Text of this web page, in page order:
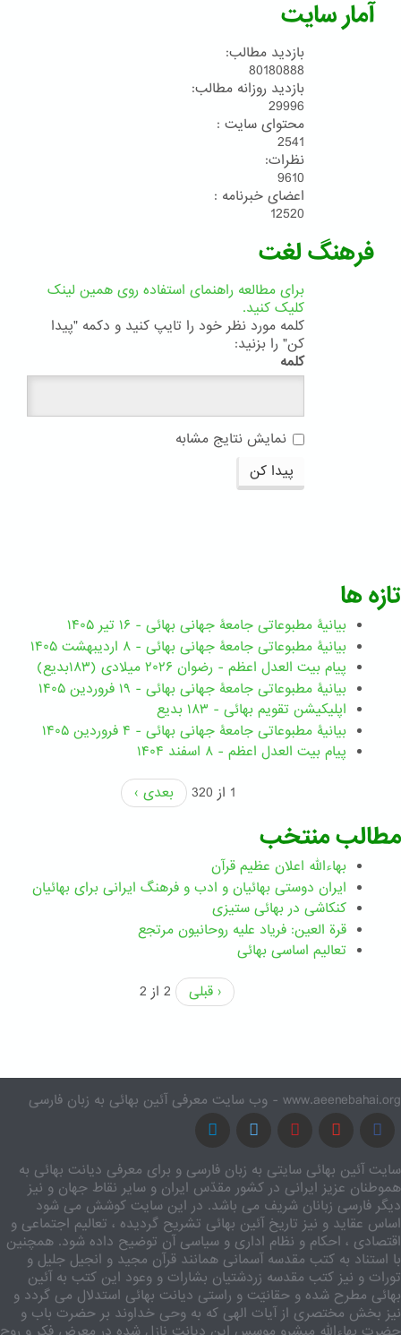
آمار سایت
بازدید مطالب:
80180888
بازدید روزانه مطالب:
29996
محتوای سایت :
2541
نظرات:
9610
اعضای خبرنامه :
12520
فرهنگ لغت
برای مطالعه راهنمای استفاده روی همین لینک
کلیک کنید.
کلمه مورد نظر خود را تایپ کنید و دکمه "پیدا
کن" را بزنید:
کلمه
نمایش نتایج مشابه
پیدا کن
تازه ها
بیانیۀ مطبوعاتی جامعۀ جهانی بهائی - ۱۶ تیر ۱۴۰۵
بیانیۀ مطبوعاتی جامعۀ جهانی بهائی - ۸ اردیبهشت ۱۴۰۵
پیام بیت العدل اعظم - رضوان ۲۰۲۶ میلادی (۱۸۳بدیع)
بیانیۀ مطبوعاتی جامعۀ جهانی بهائی - ۱۹ فروردین ۱۴۰۵
اپلیکیشن تقویم بهائی - ۱۸۳ بدیع
بیانیۀ مطبوعاتی جامعۀ جهانی بهائی - ۴ فروردین ۱۴۰۵
پیام بیت العدل اعظم - ۸ اسفند ۱۴۰۴
1 از 320
بعدی ›
مطالب منتخب
بهاءالله اعلان عظیم قرآن
ايران دوستی بهائيان و ادب و فرهنگ ايرانی برای بهائيان
کنکاشی در بهائی ستيزی
قرة العین: فریاد علیه روحانیون مرتجع
تعالیم اساسی بهائی
‹ قبلی
2 از 2
www.aeenebahai.org - وب سایت معرفی آئین بهائی به زبان فارسی
سایت آئین بهائی سایتی به زبان فارسی و برای معرفی دیانت بهائی به
هموطنان عزیز ایرانی در کشور مقدّس ایران و سایر نقاط جهان و نیز
دیگر فارسی زبانان شریف می باشد. در این سایت کوشش می شود
اساس عقاید و نیز تاریخ آئین بهائی تشریح گردیده ، تعالیم اجتماعی و
اقتصادی ، احکام و نظام اداری و سیاسی آن توضیح داده شود. همچنین
با استناد به کتب مقدسه آسمانی همانند قرآن مجید و انجیل جلیل و
تورات و نیز کتب مقدسه زردشتیان بشارات و وعود این کتب به آئین
بهائی مطرح شده و حقانیّت و راستی دیانت بهائی استدلال می گردد و
نیز بخش مختصری از آیات الهی که به وحی خداوند بر حضرت باب و